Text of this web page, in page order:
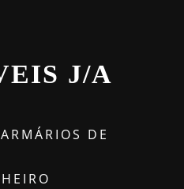
J/A
DE